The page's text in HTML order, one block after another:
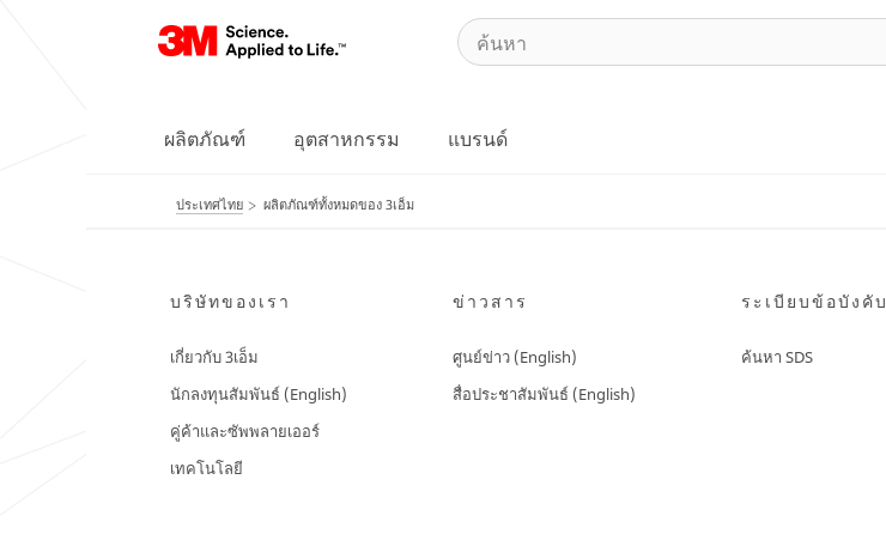
ผลิตภัณฑ์ อุตสาหกรรม แบรนด์
ประเทศไทย ผลิตภัณฑ์ทั้งหมดของ 3เอ็ม
บริษัทของเรา
เกี่ยวกับ 3เอ็ม
นักลงทุนสัมพันธ์ (English)
คู่ค้าและซัพพลายเออร์
เทคโนโลยี
ข่าวสาร
ศูนย์ข่าว (English)
สื่อประชาสัมพันธ์ (English)
ระเบียบข้อบังคับ
ค้นหา SDS